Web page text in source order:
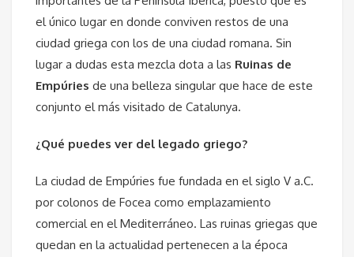
el único lugar en donde conviven restos de una
ciudad griega con los de una ciudad romana. Sin
lugar a dudas esta mezcla dota a las Ruinas de
Empúries de una belleza singular que hace de este
conjunto el más visitado de Catalunya.
¿Qué puedes ver del legado griego?
La ciudad de Empúries fue fundada en el siglo V a.C.
por colonos de Focea como emplazamiento
comercial en el Mediterráneo. Las ruinas griegas que
quedan en la actualidad pertenecen a la época